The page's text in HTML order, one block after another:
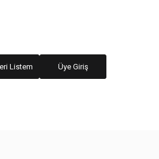
Listem Üye Giriş